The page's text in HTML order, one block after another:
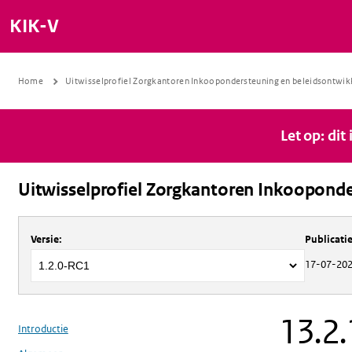
KIK-V
Home Uitwisselprofiel Zorgkantoren Inkoopondersteuning en
Let op: dit
Uitwisselprofiel Zorgkantoren
Over Uitwisselprofiel Zorgkantoren
Versie:
17-07-
Introductie